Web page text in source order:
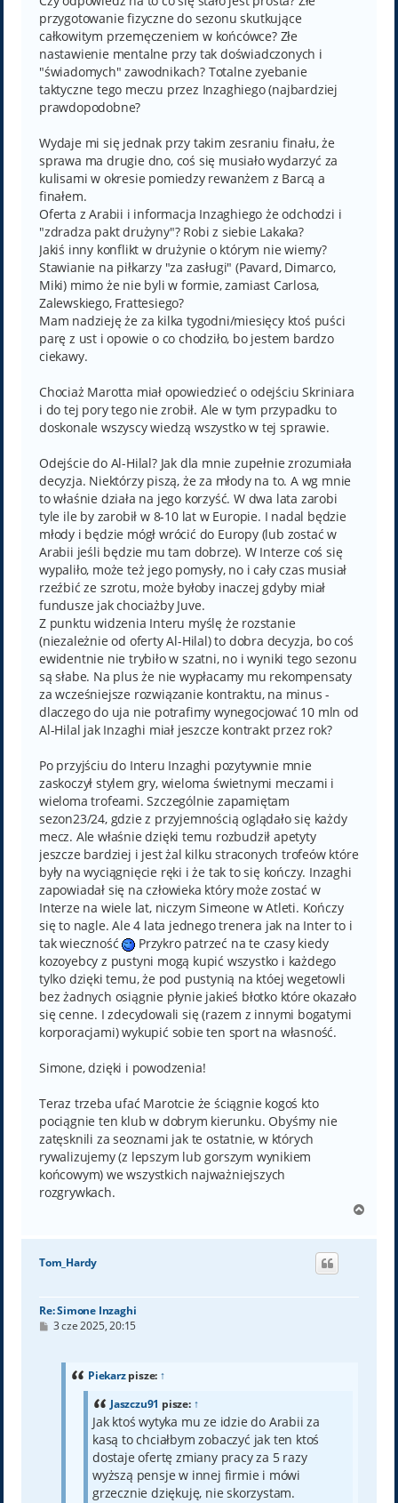
przygotowanie fizyczne do sezonu skutkujące
całkowitym przemęczeniem w końcówce? Złe
nastawienie mentalne przy tak doświadczonych i
"świadomych" zawodnikach? Totalne zyebanie
taktyczne tego meczu przez Inzaghiego (najbardziej
prawdopodobne?
Wydaje mi się jednak przy takim zesraniu finału, że
sprawa ma drugie dno, coś się musiało wydarzyć za
kulisami w okresie pomiedzy rewanżem z Barcą a
finałem.
Oferta z Arabii i informacja Inzaghiego że odchodzi i
"zdradza pakt drużyny"? Robi z siebie Lakaka?
Jakiś inny konflikt w drużynie o którym nie wiemy?
Stawianie na piłkarzy "za zasługi" (Pavard, Dimarco,
Miki) mimo że nie byli w formie, zamiast Carlosa,
Zalewskiego, Frattesiego?
Mam nadzieję że za kilka tygodni/miesięcy ktoś puści
parę z ust i opowie o co chodziło, bo jestem bardzo
ciekawy.
Chociaż Marotta miał opowiedzieć o odejściu Skriniara
i do tej pory tego nie zrobił. Ale w tym przypadku to
doskonale wszyscy wiedzą wszystko w tej sprawie.
Odejście do Al-Hilal? Jak dla mnie zupełnie zrozumiała
decyzja. Niektórzy piszą, że za młody na to. A wg mnie
to właśnie działa na jego korzyść. W dwa lata zarobi
tyle ile by zarobił w 8-10 lat w Europie. I nadal będzie
młody i będzie mógł wrócić do Europy (lub zostać w
Arabii jeśli będzie mu tam dobrze). W Interze coś się
wypaliło, może też jego pomysły, no i cały czas musiał
rzeźbić ze szrotu, może byłoby inaczej gdyby miał
fundusze jak chociażby Juve.
Z punktu widzenia Interu myślę że rozstanie
(niezależnie od oferty Al-Hilal) to dobra decyzja, bo coś
ewidentnie nie trybiło w szatni, no i wyniki tego sezonu
są słabe. Na plus że nie wypłacamy mu rekompensaty
za wcześniejsze rozwiązanie kontraktu, na minus -
dlaczego do uja nie potrafimy wynegocjować 10 mln od
Al-Hilal jak Inzaghi miał jeszcze kontrakt przez rok?
Po przyjściu do Interu Inzaghi pozytywnie mnie
zaskoczył stylem gry, wieloma świetnymi meczami i
wieloma trofeami. Szczególnie zapamiętam
sezon23/24, gdzie z przyjemnością oglądało się każdy
mecz. Ale właśnie dzięki temu rozbudził apetyty
jeszcze bardziej i jest żal kilku straconych trofeów które
były na wyciągnięcie ręki i że tak to się kończy. Inzaghi
zapowiadał się na człowieka który może zostać w
Interze na wiele lat, niczym Simeone w Atleti. Kończy
się to nagle. Ale 4 lata jednego trenera jak na Inter to i
tak wieczność
Przykro patrzeć na te czasy kiedy
kozoyebcy z pustyni mogą kupić wszystko i każdego
tylko dzięki temu, że pod pustynią na któej wegetowli
bez żadnych osiągnie płynie jakieś błotko które okazało
się cenne. I zdecydowali się (razem z innymi bogatymi
korporacjami) wykupić sobie ten sport na własność.
Simone, dzięki i powodzenia!
Teraz trzeba ufać Marotcie że ściągnie kogoś kto
pociągnie ten klub w dobrym kierunku. Obyśmy nie
zatęsknili za seoznami jak te ostatnie, w których
rywalizujemy (z lepszym lub gorszym wynikiem
końcowym) we wszystkich najważniejszych
rozgrywkach.
g
Tom_Hardy
Re: Simone Inzaghi
P3 cze 2025, 20:15
Piekarzpisze: ↑
Jaszczu91 pisze: ↑
Jak ktoś wytyka mu ze idzie do Arabii za
kasą to chciałbym zobaczyć jak ten ktoś
dostaje ofertę zmiany pracy za 5 razy
wyższą pensje w innej firmie i mówi
grzecznie dziękuję, nie skorzystam.